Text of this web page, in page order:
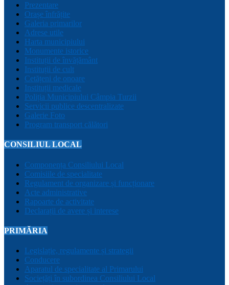
Prezentare
Orașe înfrățite
Galeria primarilor
Adrese utile
Harta municipiului
Monumente istorice
Instituții de învățământ
Instituții de cult
Cetățeni de onoare
Instituții medicale
Poliția Municipiului Câmpia Turzii
Servicii publice descentralizate
Galerie Foto
Program transport călători
CONSILIUL LOCAL
Componența Consiliului Local
Comisiile de specialitate
Regulament de organizare și funcționare
Acte administrative
Rapoarte de activitate
Declarații de avere și interese
PRIMĂRIA
Legislație, regulamente și strategii
Conducere
Aparatul de specialitate al Primarului
Sociețăți în subordinea Consiliului Local